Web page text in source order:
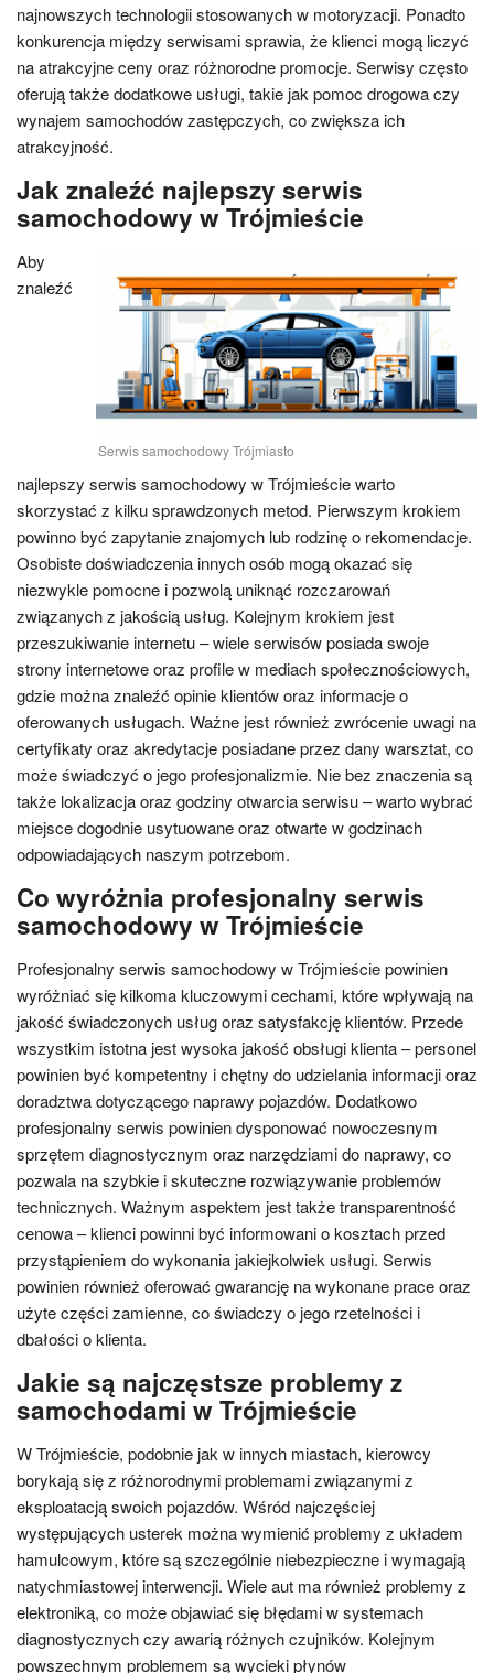
najnowszych technologii stosowanych w motoryzacji. Ponadto
konkurencja między serwisami sprawia, że klienci mogą liczyć
na atrakcyjne ceny oraz różnorodne promocje. Serwisy często
oferują także dodatkowe usługi, takie jak pomoc drogowa czy
wynajem samochodów zastępczych, co zwiększa ich
atrakcyjność.
Jak znaleźć najlepszy serwis
samochodowy w Trójmieście
Serwis samochodowy Trójmiasto
Aby
znaleźć
najlepszy serwis samochodowy w Trójmieście warto
skorzystać z kilku sprawdzonych metod. Pierwszym krokiem
powinno być zapytanie znajomych lub rodzinę o rekomendacje.
Osobiste doświadczenia innych osób mogą okazać się
niezwykle pomocne i pozwolą uniknąć rozczarowań
związanych z jakością usług. Kolejnym krokiem jest
przeszukiwanie internetu – wiele serwisów posiada swoje
strony internetowe oraz profile w mediach społecznościowych,
gdzie można znaleźć opinie klientów oraz informacje o
oferowanych usługach. Ważne jest również zwrócenie uwagi na
certyfikaty oraz akredytacje posiadane przez dany warsztat, co
może świadczyć o jego profesjonalizmie. Nie bez znaczenia są
także lokalizacja oraz godziny otwarcia serwisu – warto wybrać
miejsce dogodnie usytuowane oraz otwarte w godzinach
odpowiadających naszym potrzebom.
Co wyróżnia profesjonalny serwis
samochodowy w Trójmieście
Profesjonalny serwis samochodowy w Trójmieście powinien
wyróżniać się kilkoma kluczowymi cechami, które wpływają na
jakość świadczonych usług oraz satysfakcję klientów. Przede
wszystkim istotna jest wysoka jakość obsługi klienta – personel
powinien być kompetentny i chętny do udzielania informacji oraz
doradztwa dotyczącego naprawy pojazdów. Dodatkowo
profesjonalny serwis powinien dysponować nowoczesnym
sprzętem diagnostycznym oraz narzędziami do naprawy, co
pozwala na szybkie i skuteczne rozwiązywanie problemów
technicznych. Ważnym aspektem jest także transparentność
cenowa – klienci powinni być informowani o kosztach przed
przystąpieniem do wykonania jakiejkolwiek usługi. Serwis
powinien również oferować gwarancję na wykonane prace oraz
użyte części zamienne, co świadczy o jego rzetelności i
dbałości o klienta.
Jakie są najczęstsze problemy z
samochodami w Trójmieście
W Trójmieście, podobnie jak w innych miastach, kierowcy
borykają się z różnorodnymi problemami związanymi z
eksploatacją swoich pojazdów. Wśród najczęściej
występujących usterek można wymienić problemy z układem
hamulcowym, które są szczególnie niebezpieczne i wymagają
natychmiastowej interwencji. Wiele aut ma również problemy z
elektroniką, co może objawiać się błędami w systemach
diagnostycznych czy awarią różnych czujników. Kolejnym
powszechnym problemem są wycieki płynów